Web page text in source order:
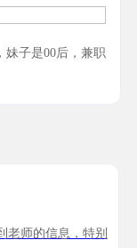
妹子是00后，兼职
老师的信息，特别